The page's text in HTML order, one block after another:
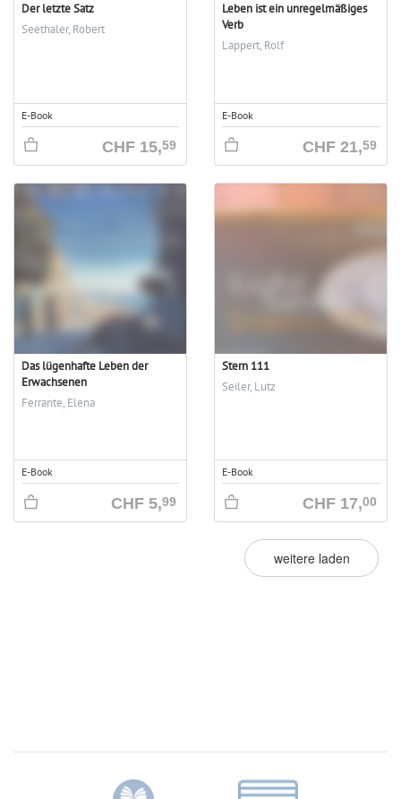
Der letzte Satz
Seethaler, Robert
E-Book
CHF 15,59
Leben ist ein unregelmäßiges
Verb
Lappert, Rolf
E-Book
CHF 21,59
Das lügenhafte Leben der
Erwachsenen
Ferrante, Elena
E-Book
CHF 5,99
Stern 111
Seiler, Lutz
E-Book
CHF 17,00
weitere laden